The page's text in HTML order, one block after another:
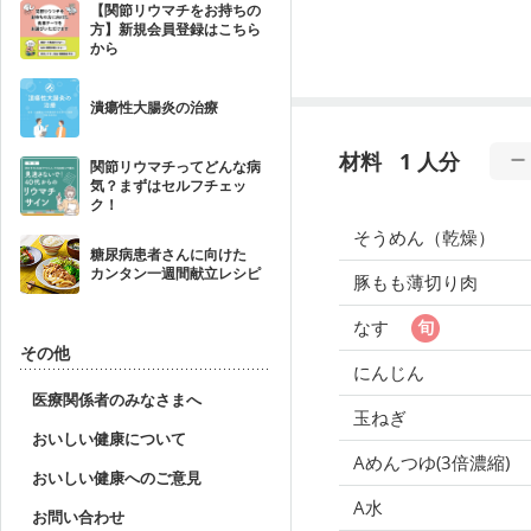
【関節リウマチをお持ちの
方】新規会員登録はこちら
から
潰瘍性大腸炎の治療
関節リウマチってどんな病
気？まずはセルフチェッ
ク！
糖尿病患者さんに向けた
カンタン一週間献立レシピ
その他
医療関係者のみなさまへ
おいしい健康について
おいしい健康へのご意見
お問い合わせ
材料 1 人分
そうめん（乾燥）
豚もも薄切り肉
なす
にんじん
玉ねぎ
Aめんつゆ(3倍濃縮)
A水